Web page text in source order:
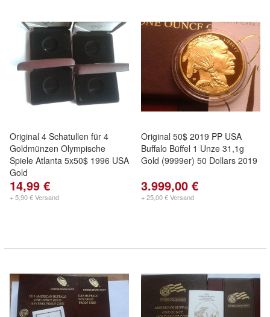
Original 4 Schatullen für 4
Goldmünzen Olympische
Spiele Atlanta 5x50$ 1996 USA
Gold
14,99 €
+ 5,90 € Versand
Original 50$ 2019 PP USA
Buffalo Büffel 1 Unze 31,1g
Gold (9999er) 50 Dollars 2019
3.999,00 €
+ 25,00 € Versand